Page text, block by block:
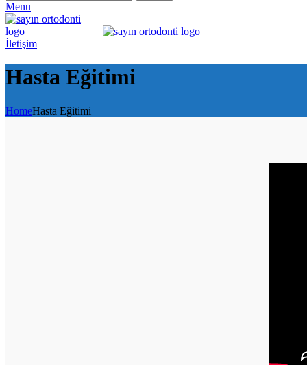
Menu
İletişim
Hasta Eğitimi
HomeHasta Eğitimi